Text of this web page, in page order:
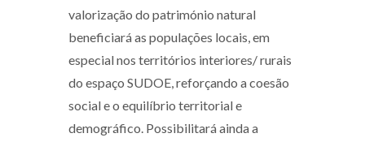
valorização do património natural
beneficiará as populações locais, em
especial nos territórios interiores/ rurais
do espaço SUDOE, reforçando a coesão
social e o equilíbrio territorial e
demográfico. Possibilitará ainda a